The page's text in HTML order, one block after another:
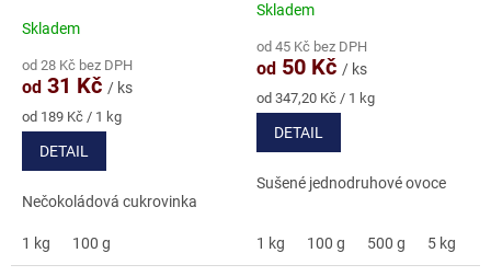
Skladem
od 28 Kč bez DPH
od 31 Kč / ks
Měrná
cena:
od 189 Kč / 1 kg
DETAIL
Nečokoládová cukrovinka
1 kg 100 g
Průměrné
produktu
je
5,0
z
Skladem
od 45 Kč bez DPH
od 50 Kč / ks
Měrná
cena:
od 347,20 Kč / 1 kg
DETAIL
Sušené jednodruhové ovoce
1 kg 100 g 500 g 5 kg